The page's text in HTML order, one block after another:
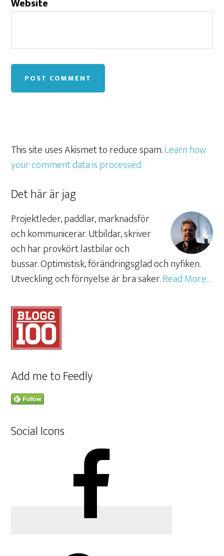
Website
This site uses Akismet to reduce spam.Learn how
your comment data is processed.
Det här är jag
Projektleder, paddlar, marknadsför
och kommunicerar. Utbildar, skriver
och har provkört lastbilar och
bussar. Optimistisk, förändringsglad och nyfiken.
Utveckling och förnyelse är bra saker.Read More…
Add me to Feedly
Social Icons